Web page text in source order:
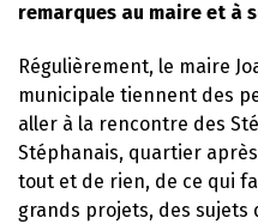
remarques au maire et à
Régulièrement, le maire
municipale tiennent des
aller à la rencontre des
Stéphanais, quartier
tout et de rien, de ce qui
grands projets, des sujets